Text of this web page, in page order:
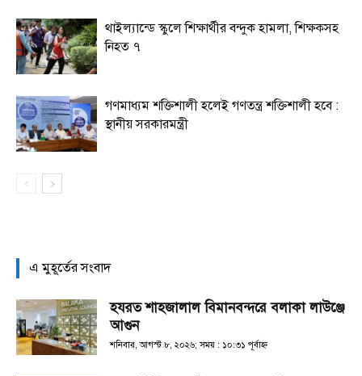
থাইল্যান্ডে স্কুলে শিক্ষার্থীর বন্দুক হামলা, শিক্ষকসহ
নিহত ৭
গণমাধ্যম শক্তিশালী হলেই গণতন্ত্র শক্তিশালী হবে :
স্থানীয় সরকারমন্ত্রী
এ মুহূর্তের সংবাদ
হযরত শাহজালাল বিমানবন্দরে বলাকা লাউঞ্জে
আগুন
শনিবার, আগস্ট ৮, ২০২৬; সময় : ১০:৩১ পূর্বাহ্ণ